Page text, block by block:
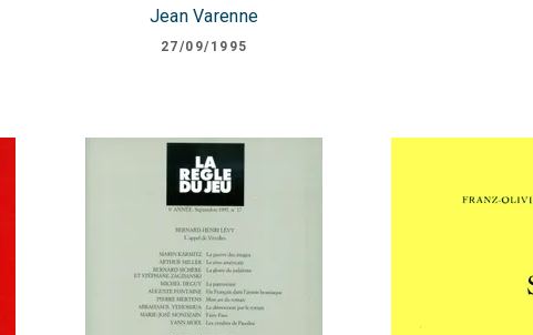
Jean Varenne
27/09/1995